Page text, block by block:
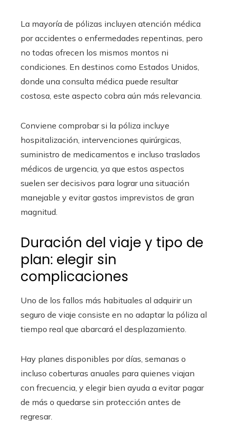
La mayoría de pólizas incluyen atención médica
por accidentes o enfermedades repentinas, pero
no todas ofrecen los mismos montos ni
condiciones. En destinos como Estados Unidos,
donde una consulta médica puede resultar
costosa, este aspecto cobra aún más relevancia.
Conviene comprobar si la póliza incluye
hospitalización, intervenciones quirúrgicas,
suministro de medicamentos e incluso traslados
médicos de urgencia, ya que estos aspectos
suelen ser decisivos para lograr una situación
manejable y evitar gastos imprevistos de gran
magnitud.
Duración del viaje y tipo de
plan: elegir sin
complicaciones
Uno de los fallos más habituales al adquirir un
seguro de viaje consiste en no adaptar la póliza al
tiempo real que abarcará el desplazamiento.
Hay planes disponibles por días, semanas o
incluso coberturas anuales para quienes viajan
con frecuencia, y elegir bien ayuda a evitar pagar
de más o quedarse sin protección antes de
regresar.